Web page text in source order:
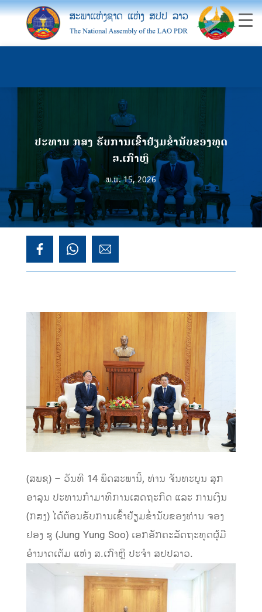
ປະທານ ກສງ ຮັບການເຂົ້າຢ້ຽມຂ່ຳນັບຂອງທູດ
ສ.ເກົາຫຼີ
ພ.ພ. 15, 2026
(ສພຊ) – ວັນທີ 14 ພຶດສະພານີ້, ທ່ານ ຈັນທະບູນ ສຸກ
ອາລຸນ ປະທານກຳມາທິການເສດຖະກິດ ແລະ ການເງິນ
(ກສງ) ໄດ້ຕ້ອນຮັບການເຂົ້າຢ້ຽມຂ່ຳນັບຂອງທ່ານ ຈອງ
ຢອງ ຊູ (Jung Yung Soo) ເອກອັກຄະລັດຖະທູດຜູ້ມີ
ອຳນາດເຕັມ ແຫ່ງ ສ.ເກົາຫຼີ ປະຈໍາ ສປປລາວ.